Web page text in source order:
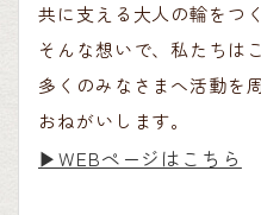
共に支える大人の輪をつ
そんな想いで、私たちは
多くのみなさまへ活動を
おねがいします。
▶︎WEBページはこちら